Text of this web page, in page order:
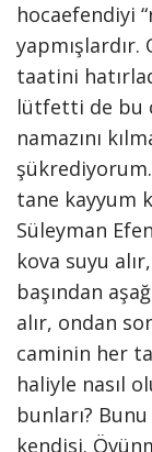
hocaefendiyi
taatini
lütfetti de bu
namazını
tane kayyum
Süleyman
kova suyu
başından
alır, ondan
caminin her
haliyle nasıl
bunları?
kendisi.